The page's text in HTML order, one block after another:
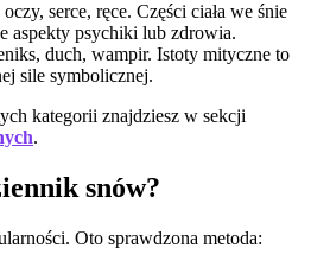
serce, ręce. Części ciała we śnie
aspekty psychiki lub zdrowia.
duch, wampir. Istoty mityczne to
sile symbolicznej.
kategorii znajdziesz w sekcji
.
snów?
Oto sprawdzona metoda: